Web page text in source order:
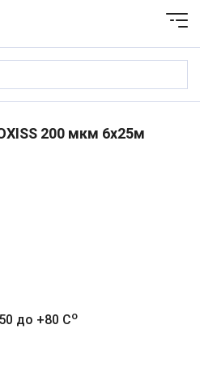
200 мкм 6x25м
до +80 Co